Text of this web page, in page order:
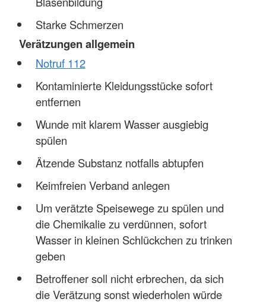
Starke Schmerzen
Verätzungen allgemein
Notruf 112
Kontaminierte Kleidungsstücke sofort
entfernen
Wunde mit klarem Wasser ausgiebig
spülen
Ätzende Substanz notfalls abtupfen
Keimfreien Verband anlegen
Um verätzte Speisewege zu spülen und
die Chemikalie zu verdünnen, sofort
Wasser in kleinen Schlückchen zu trinken
geben
Betroffener soll nicht erbrechen, da sich
die Verätzung sonst wiederholen würde